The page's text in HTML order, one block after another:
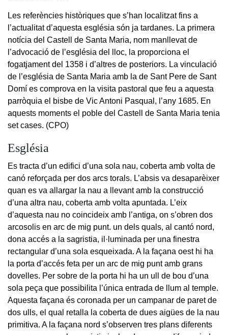
Les referències històriques que s’han localitzat fins a
l’actualitat d’aquesta església són ja tardanes. La primera
notícia del Castell de Santa Maria, nom manllevat de
l’advocació de l’església del lloc, la proporciona el
fogatjament del 1358 i d’altres de posteriors. La vinculació
de l’església de Santa Maria amb la de Sant Pere de Sant
Domí es comprova en la visita pastoral que feu a aquesta
parròquia el bisbe de Vic Antoni Pasqual, l’any 1685. En
aquests moments el poble del Castell de Santa Maria tenia
set cases. (CPO)
Església
Es tracta d’un edifici d’una sola nau, coberta amb volta de
canó reforçada per dos arcs torals. L’absis va desaparèixer
quan es va allargar la nau a llevant amb la construcció
d’una altra nau, coberta amb volta apuntada. L’eix
d’aquesta nau no coincideix amb l’antiga, on s’obren dos
arcosolis en arc de mig punt. un dels quals, al cantó nord,
dona accés a la sagristia, il·luminada per una finestra
rectangular d’una sola esqueixada. A la façana oest hi ha
la porta d’accés feta per un arc de mig punt amb grans
dovelles. Per sobre de la porta hi ha un ull de bou d’una
sola peça que possibilita l’única entrada de llum al temple.
Aquesta façana és coronada per un campanar de paret de
dos ulls, el qual retalla la coberta de dues aigües de la nau
primitiva. A la façana nord s’observen tres plans diferents